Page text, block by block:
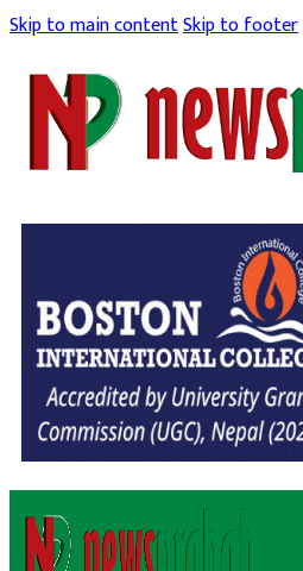
Skip to main contentSkip to footer